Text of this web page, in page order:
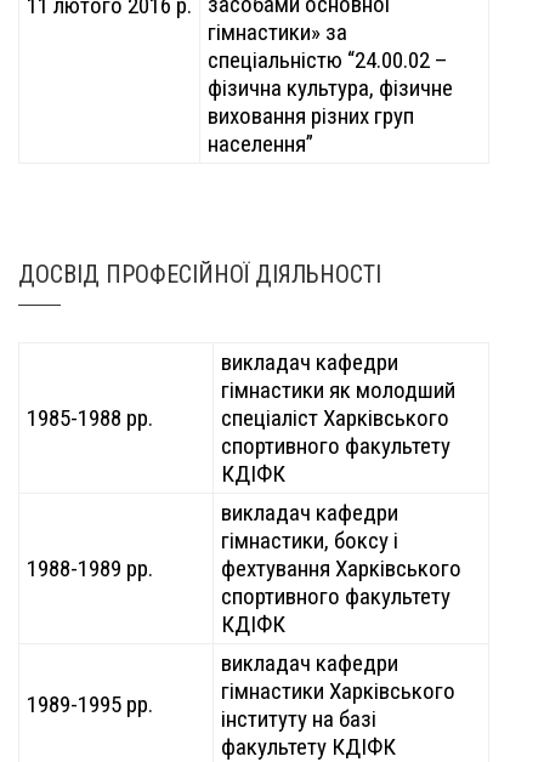
гімнастики» за
спеціальністю “24.00.02 –
фізична культура, фізичне
виховання різних груп
населення”
ДОСВІД ПРОФЕСІЙНОЇ ДІЯЛЬНОСТІ
1985-1988 рр.
викладач кафедри
гімнастики як молодший
спеціаліст Харківського
спортивного факультету
КДІФК
1988-1989 рр.
викладач кафедри
гімнастики, боксу і
фехтування Харківського
спортивного факультету
КДІФК
1989-1995 рр.
викладач кафедри
гімнастики Харківського
інституту на базі
факультету КДІФК